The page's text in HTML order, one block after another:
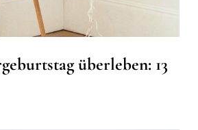
überleben: 13